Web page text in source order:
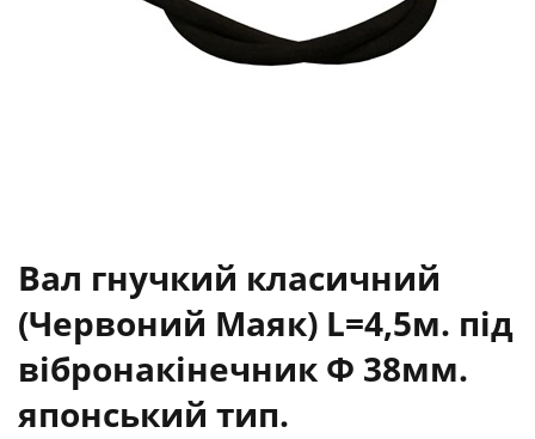
Вал гнучкий класичний
(Червоний Маяк) L=4,5м. під
вібронакінечник Ф 38мм.
японський тип.